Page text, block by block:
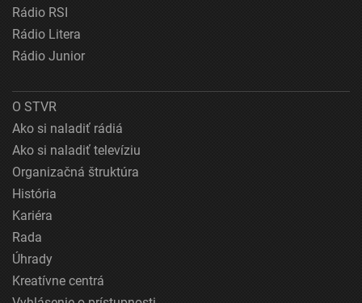
Rádio RSI
Rádio Litera
Rádio Junior
O STVR
Ako si naladiť rádiá
Ako si naladiť televíziu
Organizačná štruktúra
História
Kariéra
Rada
Úhrady
Kreatívne centrá